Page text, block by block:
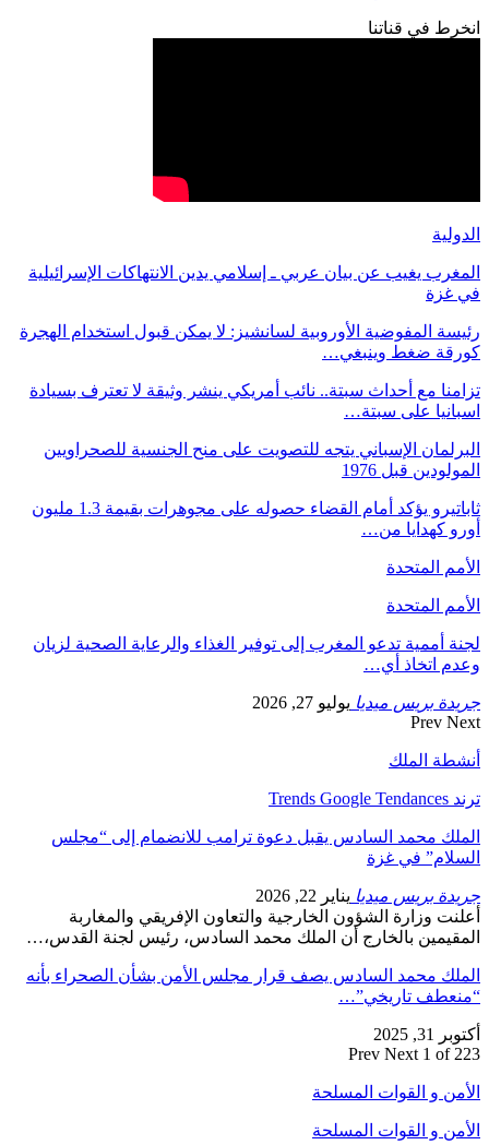
انخرط في قناتنا
الدولية
المغرب يغيب عن بيان عربي ـ إسلامي يدين الانتهاكات الإسرائيلية
في غزة
رئيسة المفوضية الأوروبية لسانشيز: لا يمكن قبول استخدام الهجرة
كورقة ضغط وينبغي…
تزامنا مع أحداث سبتة.. نائب أمريكي ينشر وثيقة لا تعترف بسيادة
اسبانيا على سبتة…
البرلمان الإسباني يتجه للتصويت على منح الجنسية للصحراويين
المولودين قبل 1976
ثاباتيرو يؤكد أمام القضاء حصوله على مجوهرات بقيمة 1.3 مليون
أورو كهدايا من…
الأمم المتحدة
الأمم المتحدة
لجنة أممية تدعو المغرب إلى توفير الغذاء والرعاية الصحية لزيان
وعدم اتخاذ أي…
جريدة بريس ميديا يوليو 27, 2026
Prev Next
أنشطة الملك
ترند Trends Google Tendances
الملك محمد السادس يقبل دعوة ترامب للانضمام إلى “مجلس
السلام” في غزة
جريدة بريس ميديا يناير 22, 2026
أعلنت وزارة الشؤون الخارجية والتعاون الإفريقي والمغاربة
المقيمين بالخارج أن الملك محمد السادس، رئيس لجنة القدس،…
الملك محمد السادس يصف قرار مجلس الأمن بشأن الصحراء بأنه
“منعطف تاريخي”…
أكتوبر 31, 2025
Prev Next 1 of 223
الأمن و القوات المسلحة
الأمن و القوات المسلحة